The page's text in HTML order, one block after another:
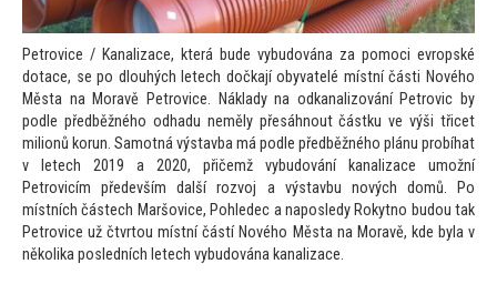
Petrovice / Kanalizace, která bude vybudována za pomoci evropské
dotace, se po dlouhých letech dočkají obyvatelé místní části Nového
Města na Moravě Petrovice. Náklady na odkanalizování Petrovic by
podle předběžného odhadu neměly přesáhnout částku ve výši třicet
milionů korun. Samotná výstavba má podle předběžného plánu probíhat
v letech 2019 a 2020, přičemž vybudování kanalizace umožní
Petrovicím především další rozvoj a výstavbu nových domů. Po
místních částech Maršovice, Pohledec a naposledy Rokytno budou tak
Petrovice už čtvrtou místní částí Nového Města na Moravě, kde byla v
několika posledních letech vybudována kanalizace.